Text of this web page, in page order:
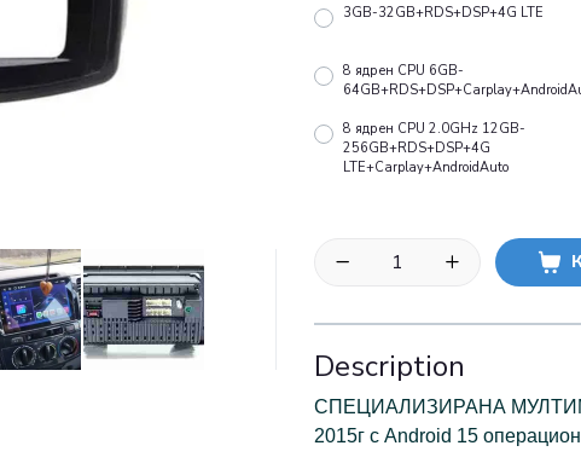
3GB-32GB+RDS+DSP+4G LTE
8 ядрен CPU 6GB-
8 ядрен CPU 2.0GHz 12GB-
256GB+RDS+DSP+4G
LTE+Carplay+AndroidAuto
Description
СПЕЦИАЛИЗИРАНА
2015г с Аndroid 15